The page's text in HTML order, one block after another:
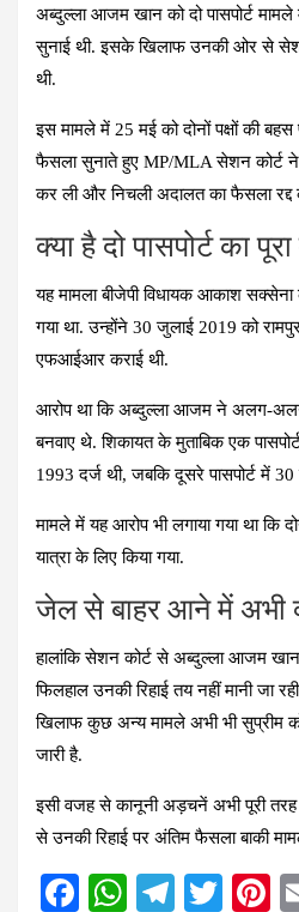
अब्दुल्ला आजम खान को दो पासपोर्ट
सुनाई थी. इसके खिलाफ उनकी ओर से
थी.
इस मामले में 25 मई को दोनों पक्षों की बहस
फैसला सुनाते हुए MP/MLA सेशन कोर्ट
कर ली और निचली अदालत का फैसला रद्द
क्या है दो पासपोर्ट का
यह मामला बीजेपी विधायक आकाश सक्सेना
गया था. उन्होंने 30 जुलाई 2019 को
एफआईआर कराई थी.
आरोप था कि अब्दुल्ला आजम ने अलग-अलग
बनवाए थे. शिकायत के मुताबिक एक
1993 दर्ज थी, जबकि दूसरे पासपोर्ट में
मामले में यह आरोप भी लगाया गया था कि
यात्रा के लिए किया गया.
जेल से बाहर आने में अभी
हालांकि सेशन कोर्ट से अब्दुल्ला आजम
फिलहाल उनकी रिहाई तय नहीं मानी जा
खिलाफ कुछ अन्य मामले अभी भी सुप्रीम
जारी है.
इसी वजह से कानूनी अड़चनें अभी पूरी
से उनकी रिहाई पर अंतिम फैसला बाकी
F
W T
T